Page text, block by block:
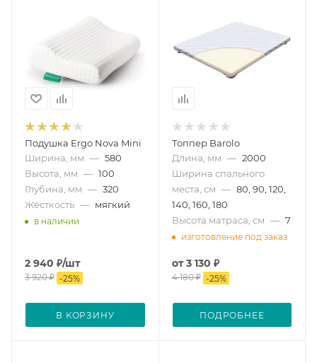
Подушка Ergo Nova Mini
Ширина, мм — 580
Высота, мм — 100
Глубина, мм — 320
Жесткость — мягкий
в наличии
2 940 ₽/шт
3 920₽ -25%
В КОРЗИНУ
Топпер Barolo
Длина, мм — 2000
Ширина спального
места, см — 80, 90, 120,
140, 160, 180
Высота матраса, см — 7
изготовление под заказ
от3 130 ₽
4 180 ₽ -25%
ПОДРОБНЕЕ